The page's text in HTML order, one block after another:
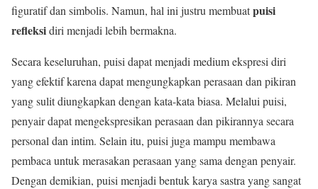
figuratif dan simbolis. Namun, hal ini justru membuatpuisi
refleksidiri menjadi lebih bermakna.
Secara keseluruhan, puisi dapat menjadi medium ekspresi diri
yang efektif karena dapat mengungkapkan perasaan dan pikiran
yang sulit diungkapkan dengan kata-kata biasa. Melalui puisi,
penyair dapat mengekspresikan perasaan dan pikirannya secara
personal dan intim. Selain itu, puisi juga mampu membawa
pembaca untuk merasakan perasaan yang sama dengan penyair.
Dengan demikian, puisi menjadi bentuk karya sastra yang sangat